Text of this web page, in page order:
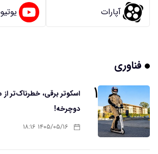
آپارات
فناوری
۱
اسکوتر برقی، خطرناک‌تر
دوچرخه!
۱۴۰۵/۰۵/۱۶ ۱۸:۱۶